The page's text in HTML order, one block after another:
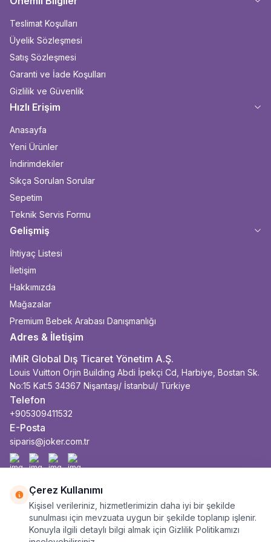
Teslimat Koşulları
Üyelik Sözleşmesi
Satış Sözleşmesi
Garanti ve İade Koşulları
Gizlilik ve Güvenlik
Hızlı Erişim
Anasayfa
Yeni Ürünler
İndirimdekiler
Sıkça Sorulan Sorular
Sepetim
Teknik Servis Formu
Gelişmiş
İhtiyaç Listesi
İletişim
Hakkımızda
Mağazalar
Premium Bebek Arabası Danışmanlığı
Adres & İletişim
iMiR Global Dış Ticaret Yönetim A.Ş.
Louis Vuitton Orjin Building Abdi İpekçi Cd, Harbiye, Bostan Sk.
No:15 Kat:5 34367 Nişantaşı/ İstanbul/ Türkiye
Telefon
+905309411532
E-Posta
siparis@joker.com.tr
Facebook
İnstagram
YoutubeLinkedin
Çerez Kullanımı
Kişisel verileriniz, hizmetlerimizin daha iyi bir şekilde
sunulması için mevzuata uygun bir şekilde toplanıp işlenir.
Konuyla ilgili detaylı bilgi almak için Gizlilik Politikamızı